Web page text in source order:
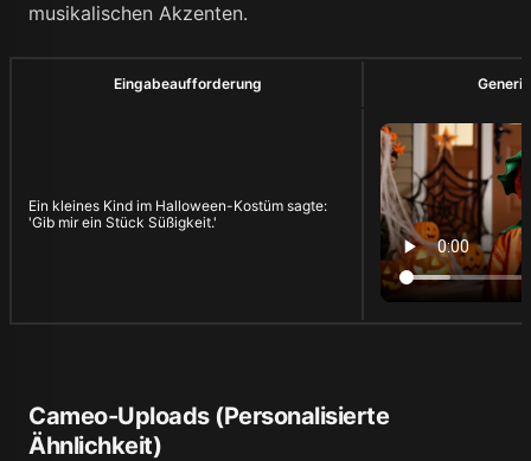
musikalischen Akzenten.
Eingabeaufforderung
Ein kleines Kind im Halloween-Kostüm sagte:
'Gib mir ein Stück Süßigkeit.'
Cameo-Uploads (Personalisierte
Ähnlichkeit)